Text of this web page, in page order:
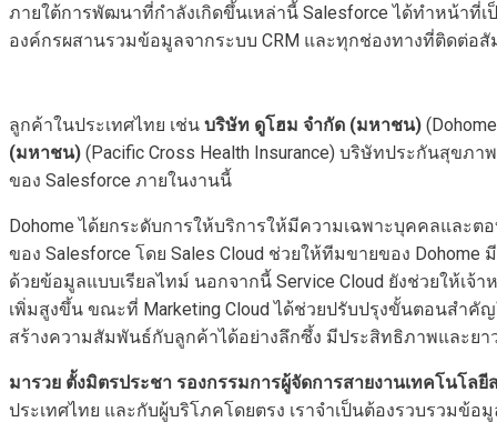
ภายใต้การพัฒนาที่กำลังเกิดขึ้นเหล่านี้ Salesforce ได้ทำหน้าที่
องค์กรผสานรวมข้อมูลจากระบบ CRM และทุกช่องทางที่ติดต่อ
ลูกค้าในประเทศไทย เช่น บริษัท ดูโฮม จำกัด (มหาชน)
(มหาชน) (Pacific Cross Health Insurance) บริษัทประกันสุข
ของ Salesforce ภายในงานนี้
Dohome ได้ยกระดับการให้บริการให้มีความเฉพาะบุคคลและ
ของ Salesforce โดย Sales Cloud ช่วยให้ทีมขายของ
ด้วยข้อมูลแบบเรียลไทม์ นอกจากนี้ Service Cloud ยังช่วยให้เ
เพิ่มสูงขึ้น ขณะที่ Marketing Cloud ได้ช่วยปรับปรุงขั้นตอนสำ
สร้างความสัมพันธ์กับลูกค้าได้อย่างลึกซึ้ง มีประสิทธิภาพและย
มารวย ตั้งมิตรประชา รองกรรมการผู้จัดการสายงานเทคโนโ
ประเทศไทย และกับผู้บริโภคโดยตรง เราจำเป็นต้องรวบรวมข้